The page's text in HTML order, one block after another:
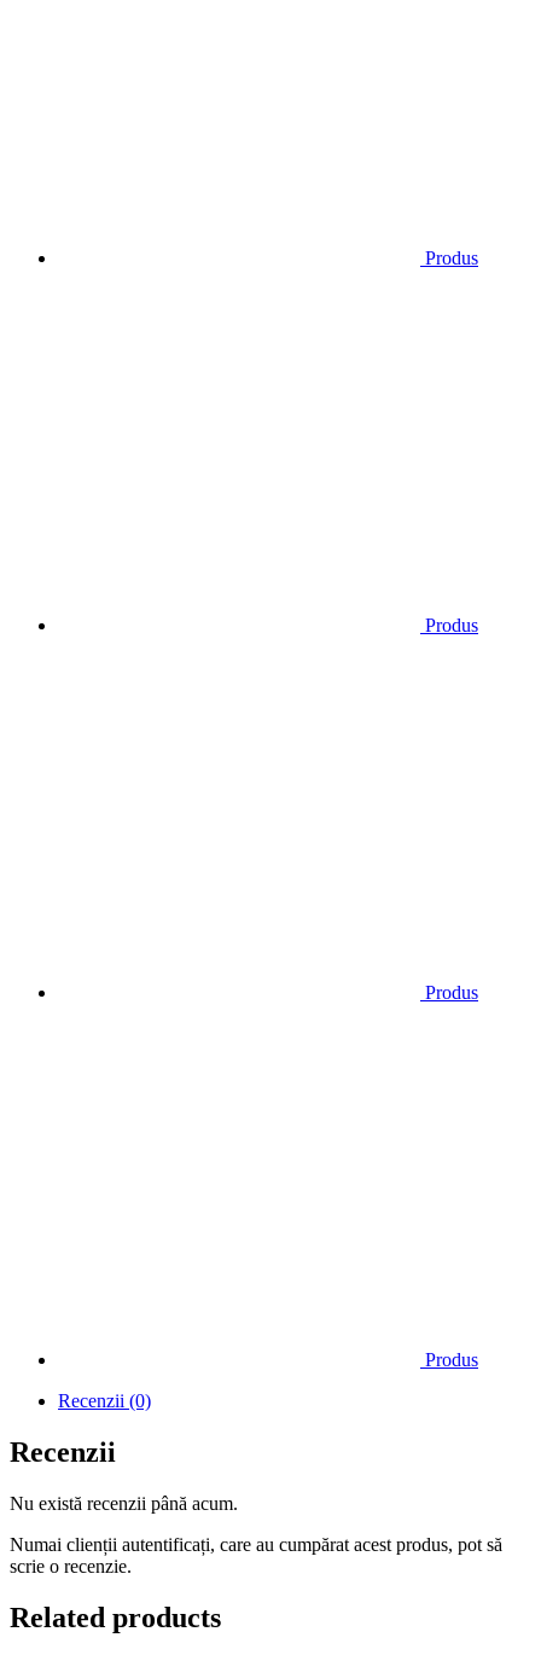
Produs
Produs
Produs
Produs
Recenzii (0)
Recenzii
Nu există recenzii până acum.
Numai clienții autentificați, care au cumpărat acest produs, pot să
scrie o recenzie.
Related products